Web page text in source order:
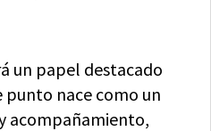
un papel destacado
punto nace como un
acompañamiento,